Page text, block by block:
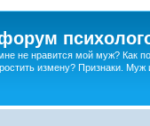
не нравится мой муж? Как
измену? Признаки. Муж